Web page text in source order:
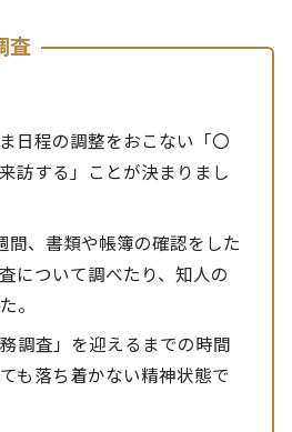
査
日程の調整をおこない「〇
訪する」ことが決まりまし
間、書類や帳簿の確認をした
について調べたり、知人の
。
調査」を迎えるまでの時間
も落ち着かない精神状態で